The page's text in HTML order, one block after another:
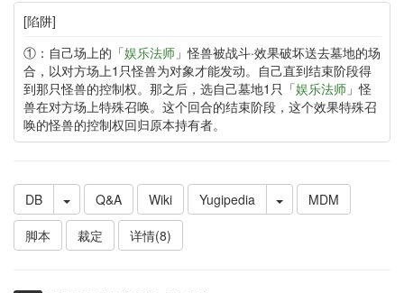
[陷阱]
①：自己场上的「娱乐法师」怪兽被战斗·效果破坏送去墓地的场
合，以对方场上1只怪兽为对象才能发动。自己直到结束阶段得
到那只怪兽的控制权。那之后，选自己墓地1只「娱乐法师」怪
兽在对方场上特殊召唤。这个回合的结束阶段，这个效果特殊召
唤的怪兽的控制权回归原本持有者。
DB Q&A Wiki Yugipedia
MDM
脚本
裁定 详情(8)